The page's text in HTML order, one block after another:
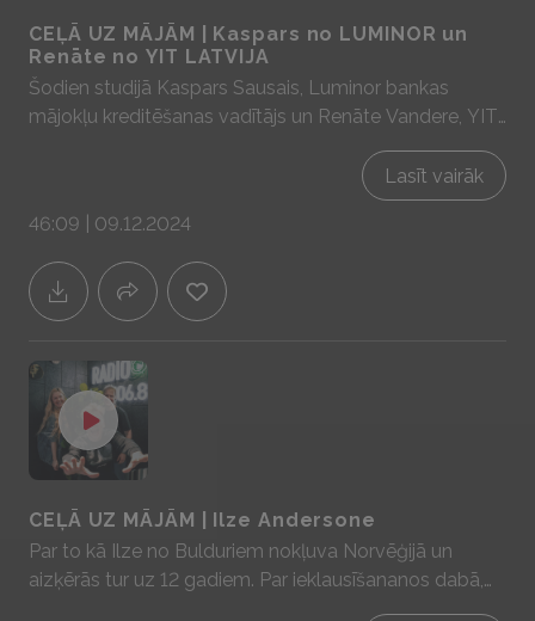
CEĻĀ UZ MĀJĀM | Kaspars no LUMINOR un
Renāte no YIT LATVIJA
Šodien studijā Kaspars Sausais, Luminor bankas
mājokļu kreditēšanas vadītājs un Renāte Vandere, YIT
LATVIJA Mārketinga un pārdošanas nodaļas vadītāja,
lai aprunātos par aktuālitātēm kreditēšanas un
mājas prātam un sajūtām! www.yit.lv
Lasīt vairāk
46:09 | 09.12.2024
CEĻĀ UZ MĀJĀM | Ilze Andersone
Par to kā Ilze no Bulduriem nokļuva Norvēģijā un
aizķērās tur uz 12 gadiem. Par ieklausīšananos dabā,
par ēdamā meža ierīkošanu Ilzes saimniecībā "Saules